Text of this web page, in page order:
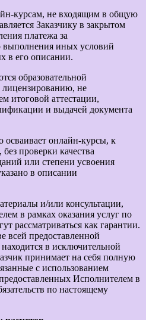
курсам, не входящим в общую
Заказчику в закрытом
платежа за
выполнения иных условий
в его описании.
образовательной
лицензированию, не
итоговой аттестации,
и выдачей документа
осваивает онлайн-курсы, к
проверки качества
или степени усвоения
в описании
и/или консультации,
в рамках оказания услуг по
рассматриваться как гарантии.
всей предоставленной
в исключительной
принимает на себя полную
с использованием
Исполнителем в
по настоящему